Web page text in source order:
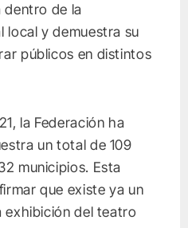
dentro de la
local y demuestra su
públicos en distintos
la Federación ha
un total de 109
municipios. Esta
que existe ya un
exhibición del teatro